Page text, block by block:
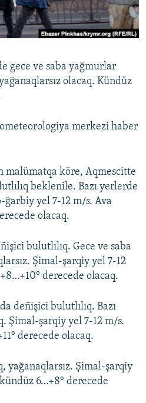
gece ve saba yağmurlar
olacaq. Kündüz
merkezi haber
malümatqa köre, Aqmescitte
beklenile. Bazı yerlerde
yel 7-12 m/s. Ava
olacaq.
bulutlılıq. Gece ve saba
Şimal-şarqiy yel 7-12
derecede olacaq.
deñişici bulutlılıq. Bazı
Şimal-şarqiy yel 7-12 m/s.
derecede olacaq.
yağanaqlarsız. Şimal-şarqiy
6…+8° derecede